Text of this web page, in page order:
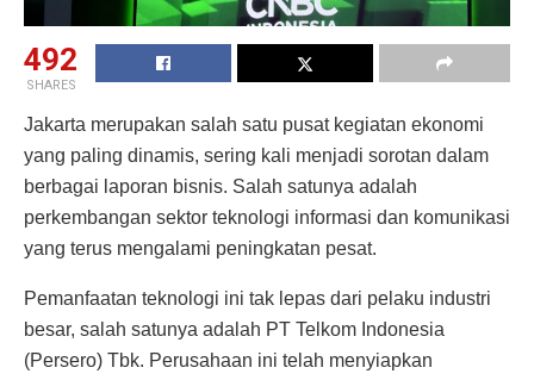
492
SHARES
Jakarta merupakan salah satu pusat kegiatan ekonomi
yang paling dinamis, sering kali menjadi sorotan dalam
berbagai laporan bisnis. Salah satunya adalah
perkembangan sektor teknologi informasi dan komunikasi
yang terus mengalami peningkatan pesat.
Pemanfaatan teknologi ini tak lepas dari pelaku industri
besar, salah satunya adalah PT Telkom Indonesia
(Persero) Tbk. Perusahaan ini telah menyiapkan